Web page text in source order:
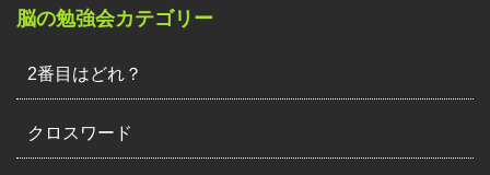
脳の勉強会カテゴリー
2番目はどれ？
クロスワード